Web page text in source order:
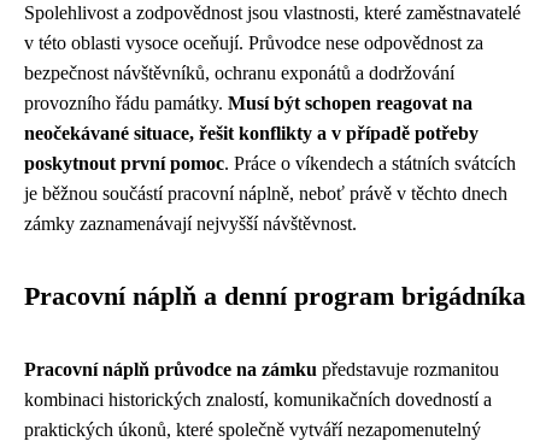
Spolehlivost a zodpovědnost jsou vlastnosti, které zaměstnavatelé
v této oblasti vysoce oceňují. Průvodce nese odpovědnost za
bezpečnost návštěvníků, ochranu exponátů a dodržování
provozního řádu památky. Musí být schopen reagovat na
neočekávané situace, řešit konflikty a v případě potřeby
poskytnout první pomoc. Práce o víkendech a státních svátcích
je běžnou součástí pracovní náplně, neboť právě v těchto dnech
zámky zaznamenávají nejvyšší návštěvnost.
Pracovní náplň a denní program brigádníka
Pracovní náplň průvodce na zámku představuje rozmanitou
kombinaci historických znalostí, komunikačních dovedností a
praktických úkonů, které společně vytváří nezapomenutelný